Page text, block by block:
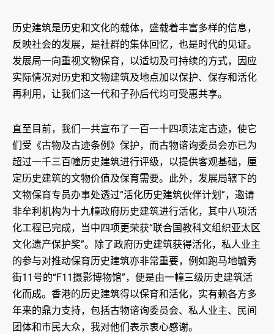
历史建筑是历史和文化的载体，盛载着丰富多样的信息，
反映社会的发展，是社群的集体回忆，也是时代的见证。
发展局一向重视文物保育，以适切及可持续的方式，因应
实际情况对历史和文物建筑及地点加以保护、保存和活化
再利用，让我们这一代和子孙后代均可受惠共享。
直至目前，我们一共宣布了一百一十四项法定古迹，使它
们受《古物及古迹条例》保护，而古物谘询委员会亦已为
超过一千三百幢历史建筑进行评级，以提供客观基础，厘
定历史建筑的文物价值及保育需要。此外，发展局辖下的
文物保育专员办事处透过“活化历史建筑伙伴计划”，邀请
非牟利机构为十九幢政府历史建筑进行活化，其中八项活
化工程已完成，当中四项更荣获“联合国教科文组织亚太区
文化遗产保护奖”。除了政府历史建筑获得活化，私人业主
的参与对推动保育历史建筑亦非常重要，例如跑马地毓秀
街11号的“F11摄影博物馆”，便是由一幢三级历史建筑活
化而成。香港的历史建筑得以保育和活化，实有赖各方多
年来的鼎力支持，包括古物谘询委员会、私人业主、民间
团体和市民大众，我对他们表示衷心感谢。